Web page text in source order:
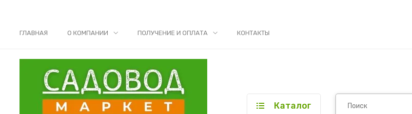
ГЛАВНАЯ О КОМПАНИИ ПОЛУЧЕНИЕ И ОПЛАТА КОНТАКТЫ
Каталог